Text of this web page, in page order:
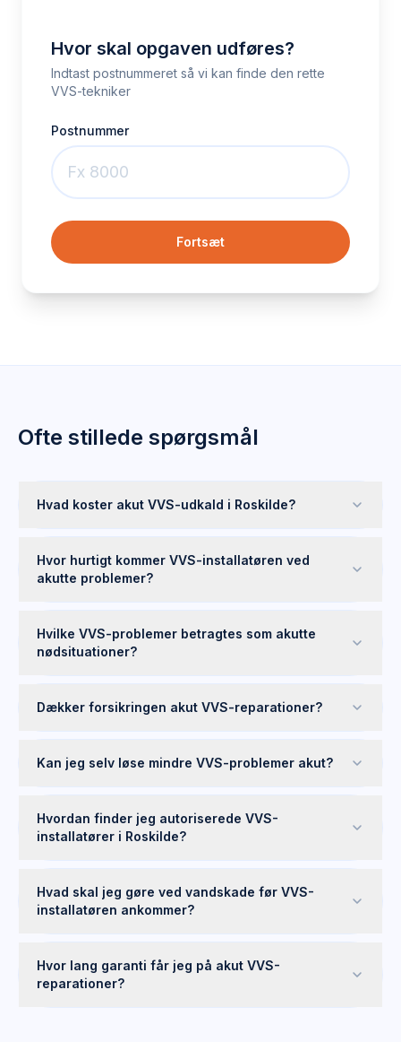
Hvor skal opgaven udføres?
Indtast postnummeret så vi kan finde den rette
VVS-tekniker
Postnummer
Fortsæt
Ofte stillede spørgsmål
Hvad koster akut VVS-udkald i Roskilde?
Hvor hurtigt kommer VVS-installatøren ved
akutte problemer?
Hvilke VVS-problemer betragtes som akutte
nødsituationer?
Dækker forsikringen akut VVS-reparationer?
Kan jeg selv løse mindre VVS-problemer akut?
Hvordan finder jeg autoriserede VVS-
installatører i Roskilde?
Hvad skal jeg gøre ved vandskade før VVS-
installatøren ankommer?
Hvor lang garanti får jeg på akut VVS-
reparationer?